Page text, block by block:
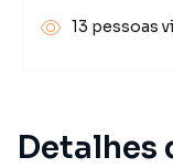
Detalhes
13 pessoas